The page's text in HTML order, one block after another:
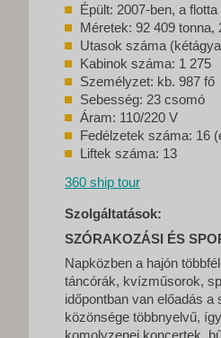
Épült: 2007-ben, a
Méretek: 92 409
Utasok száma
Kabinok száma: 1 275
Személyzet: kb. 987 fő
Sebesség: 23 csomó
Áram: 110/220 V
Fedélzetek száma: 16
Liftek száma: 13
360 ship tour
Szolgáltatások:
SZÓRAKOZÁSI ÉS
Napközben a hajón
táncórák, kvízműsorok,
időpontban van előadás a
közönsége többnyelvű,
komolyzenei koncertek,